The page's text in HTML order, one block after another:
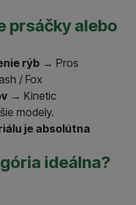
prsáčky alebo
rýb → Pros
/ Fox
→ Kinetic
modely.
je absolútna
ideálna?